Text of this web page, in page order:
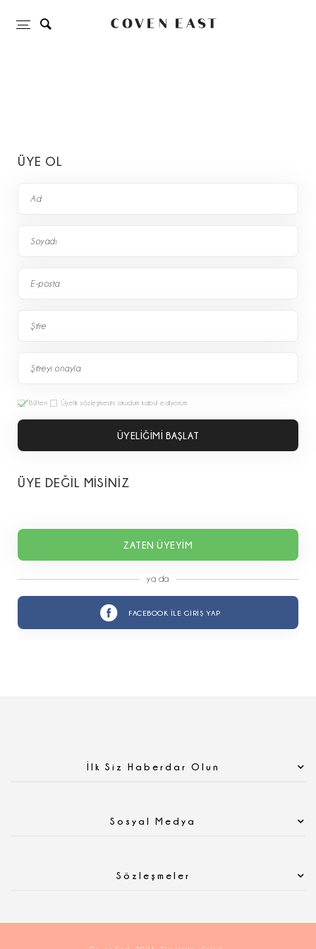
ÜYE OL
Bülten Üyelik sözleşmesini okudum kabul ediyorum
ÜYELİĞİMİ BAŞLAT
ÜYE DEĞİL MİSİNİZ
ZATEN ÜYEYİM
ya da
FACEBOOK İLE GİRİŞ YAP
İlk Siz Haberdar Olun
Sosyal Medya
Sözleşmeler